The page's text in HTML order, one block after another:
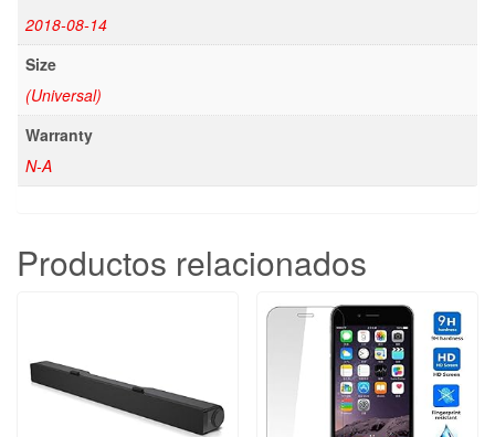
2018-08-14
Size
(Universal)
Warranty
N-A
Productos relacionados